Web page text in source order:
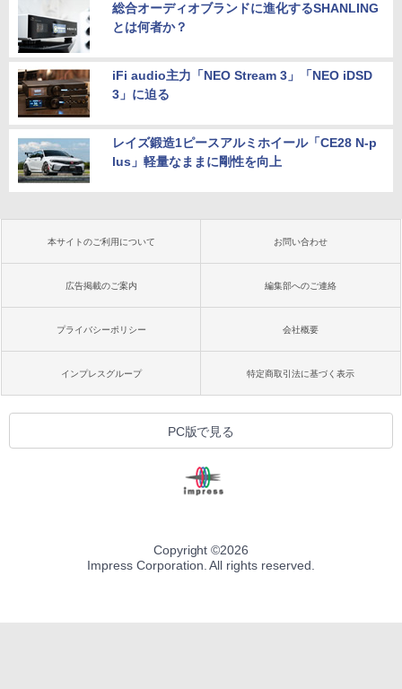
総合オーディオブランドに進化するSHANLING
とは何者か？
iFi audio主力「NEO Stream 3」「NEO iDSD
3」に迫る
レイズ鍛造1ピースアルミホイール「CE28 N-p
lus」軽量なままに剛性を向上
本サイトのご利用について お問い合わせ
広告掲載のご案内 編集部へのご連絡
プライバシーポリシー 会社概要
インプレスグループ 特定商取引法に基づく表示
PC版で見る
Copyright ©2026
Impress Corporation. All rights reserved.